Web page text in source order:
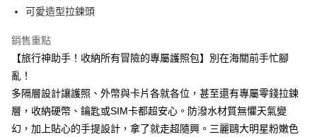
Google Pay
大哥付你分期
相關說明
【大哥付你分期使用說明】
1.本服務由台灣大哥大提供，台灣大哥大用戶可立即使用無須另外申請。
2.付款方式選擇「大哥付你分期」，訂單成立後會自動跳轉到大哥付的交易
流程，驗證手機門號後，選擇欲分期的期數、繳款截止日，確認付款後即完
成交易。
【關於「AFTEE先享後付」】
AFTEE先享後付是「在收到商品之後才付款」的支付方式。 讓您購物簡單
ATM付款
可愛造型拉鍊頭
銷售重點
【旅行神助手！收納所有冒險的專屬護照包】別在海關前手忙腳
亂！
多隔層設計讓護照、外幣與卡片各就各位，甚至還有專屬零錢拉鍊
層，收納硬幣、鑰匙或SIM卡都超安心。防潑水材質無懼天氣變
幻，加上貼心的手提設計，拿了就走超隨興。三麗鷗大明星粉嫩色